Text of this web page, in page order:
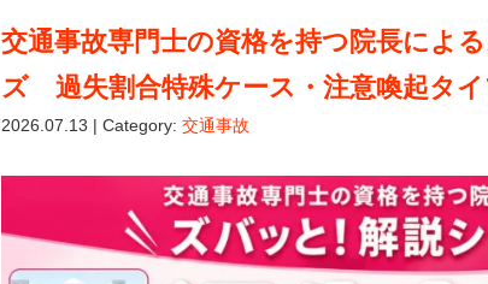
交通事故専門士の資格を持つ院長によ
ズ 過失割合特殊ケース・注意喚起タ
2026.07.13 | Category: 交通事故